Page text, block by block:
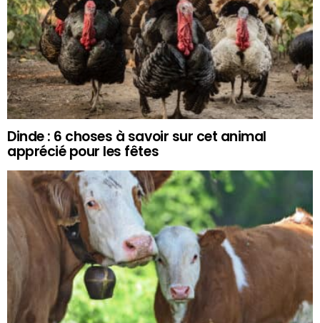
Dinde : 6 choses à savoir sur cet animal
apprécié pour les fêtes